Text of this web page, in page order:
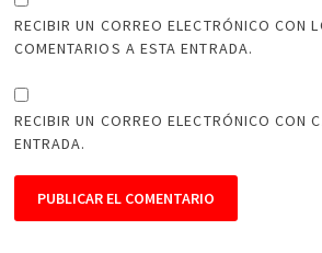
RECIBIR UN CORREO ELECTRÓNICO CON
COMENTARIOS A ESTA ENTRADA.
RECIBIR UN CORREO ELECTRÓNICO CON
ENTRADA.